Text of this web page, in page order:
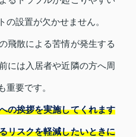
の設置が欠かせません。
飛散による苦情が発生する
には入居者や近隣の方へ周
重要です。
の挨拶を実施してくれます
リスクを軽減したいときに